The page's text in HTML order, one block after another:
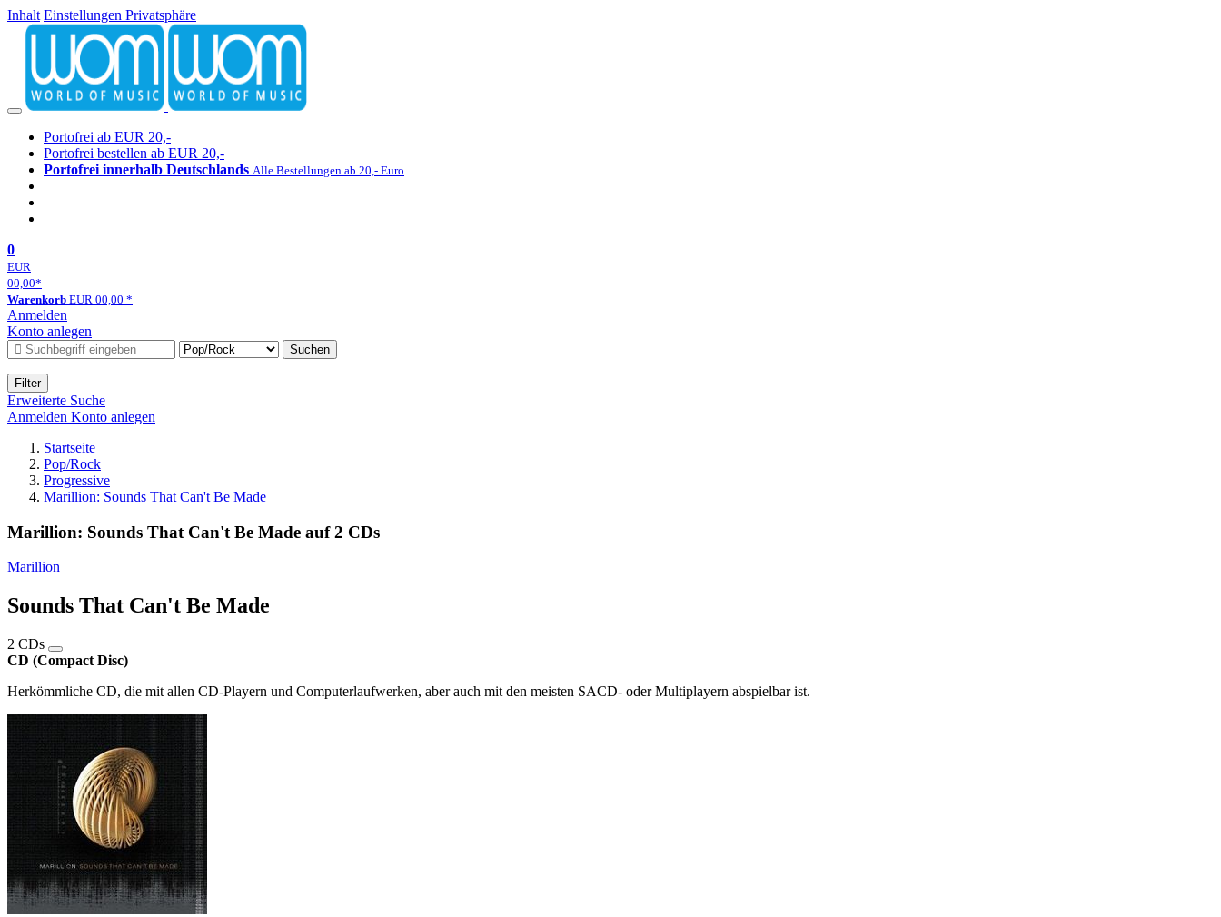
Inhalt Einstellungen Privatsphäre
Portofrei ab EUR 20,-
Portofrei bestellen ab EUR 20,-
Portofrei innerhalb Deutschlands Alle Bestellungen ab 20,- Euro
0
EUR
00,00*
Warenkorb EUR 00,00 *
Anmelden
Konto anlegen
Suchen
Filter
Erweiterte Suche
Anmelden Konto anlegen
Startseite
Pop/Rock
Progressive
Marillion: Sounds That Can't Be Made
Marillion: Sounds That Can't Be Made auf 2 CDs
Marillion
Sounds That Can't Be Made
2 CDs
CD (Compact Disc)
Herkömmliche CD, die mit allen CD-Playern und Computerlaufwerken, aber auch mit den meisten SACD- oder Multiplayern abspielbar ist.